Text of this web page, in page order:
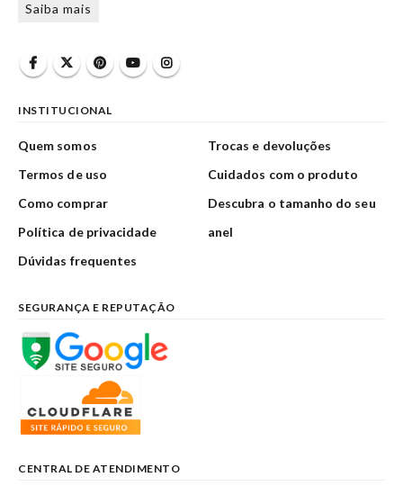
Saiba mais
INSTITUCIONAL
Quem somos
Termos de uso
Como comprar
Política de privacidade
Dúvidas frequentes
Trocas e devoluções
Cuidados com o produto
Descubra o tamanho do seu
anel
SEGURANÇA E REPUTAÇÃO
CENTRAL DE ATENDIMENTO